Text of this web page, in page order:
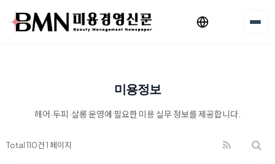
미용정보
헤어·두피·살롱 운영에 필요한 미용 실무 정보를 제공합니다.
Total 110건1 페이지